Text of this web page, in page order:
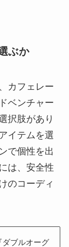
ぶか
カフェレー
ベンチャー
択肢があり
イテムを選
で個性を出
は、安全性
のコーディ
ダブルオーグ